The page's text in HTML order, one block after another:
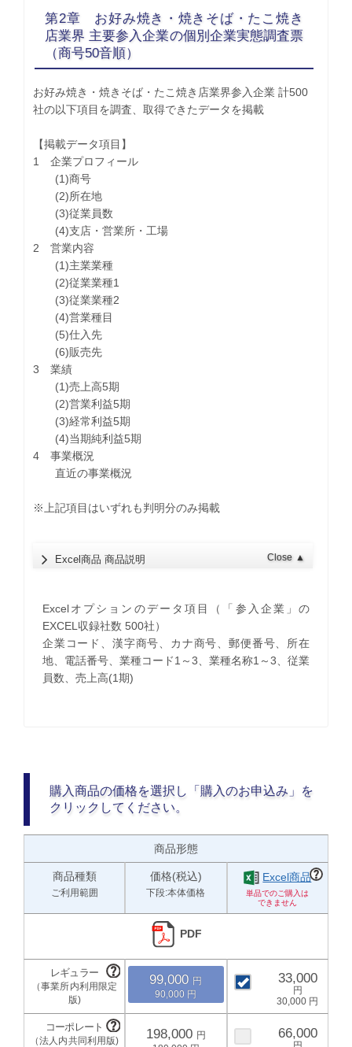
第2章 お好み焼き・焼きそば・たこ焼き
店業界 主要参入企業の個別企業実態調査票
（商号50音順）
お好み焼き・焼きそば・たこ焼き店業界参入企業 計500
社の以下項目を調査、取得できたデータを掲載
【掲載データ項目】
1 企業プロフィール
(1)商号
(2)所在地
(3)従業員数
(4)支店・営業所・工場
2 営業内容
(1)主業業種
(2)従業業種1
(3)従業業種2
(4)営業種目
(5)仕入先
(6)販売先
3 業績
(1)売上高5期
(2)営業利益5期
(3)経常利益5期
(4)当期純利益5期
4 事業概況
直近の事業概況
※上記項目はいずれも判明分のみ掲載
Excel商品 商品説明 Close ▲
Excelオプションのデータ項目（「参入企業」の
EXCEL収録社数 500社）
企業コード、漢字商号、カナ商号、郵便番号、所在
地、電話番号、業種コード1～3、業種名称1～3、従業
員数、売上高(1期)
購入商品の価格を選択し「購入のお申込み」を
クリックしてください。
商品形態
商品種類
ご利用範囲
価格(税込)
下段:本体価格
Excel商品
PDF
99,000
90,000
33,000
30,000
198,000 66,000